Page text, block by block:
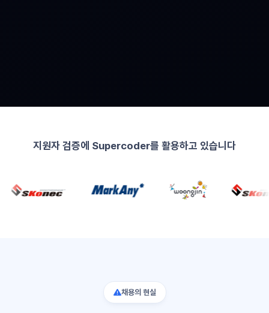
지원자 검증에 Supercoder를 활용하고 있습니다
채용의 현실